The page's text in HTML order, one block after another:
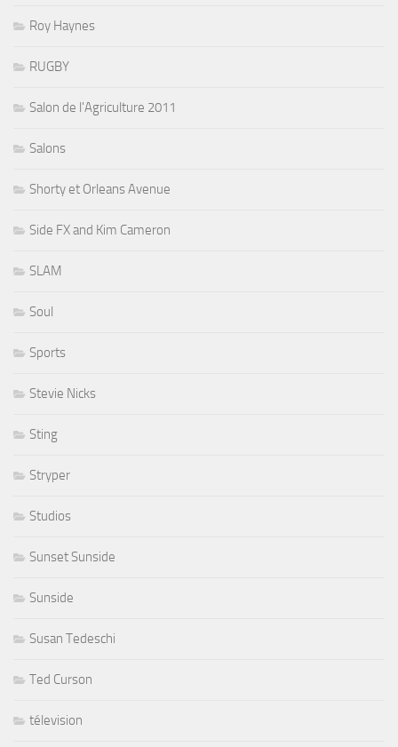
Roy Haynes
RUGBY
Salon de l'Agriculture 2011
Salons
Shorty et Orleans Avenue
Side FX and Kim Cameron
SLAM
Soul
Sports
Stevie Nicks
Sting
Stryper
Studios
Sunset Sunside
Sunside
Susan Tedeschi
Ted Curson
télevision